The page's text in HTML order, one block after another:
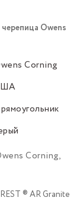
Owens
Corning
Corning,
® AR Granite